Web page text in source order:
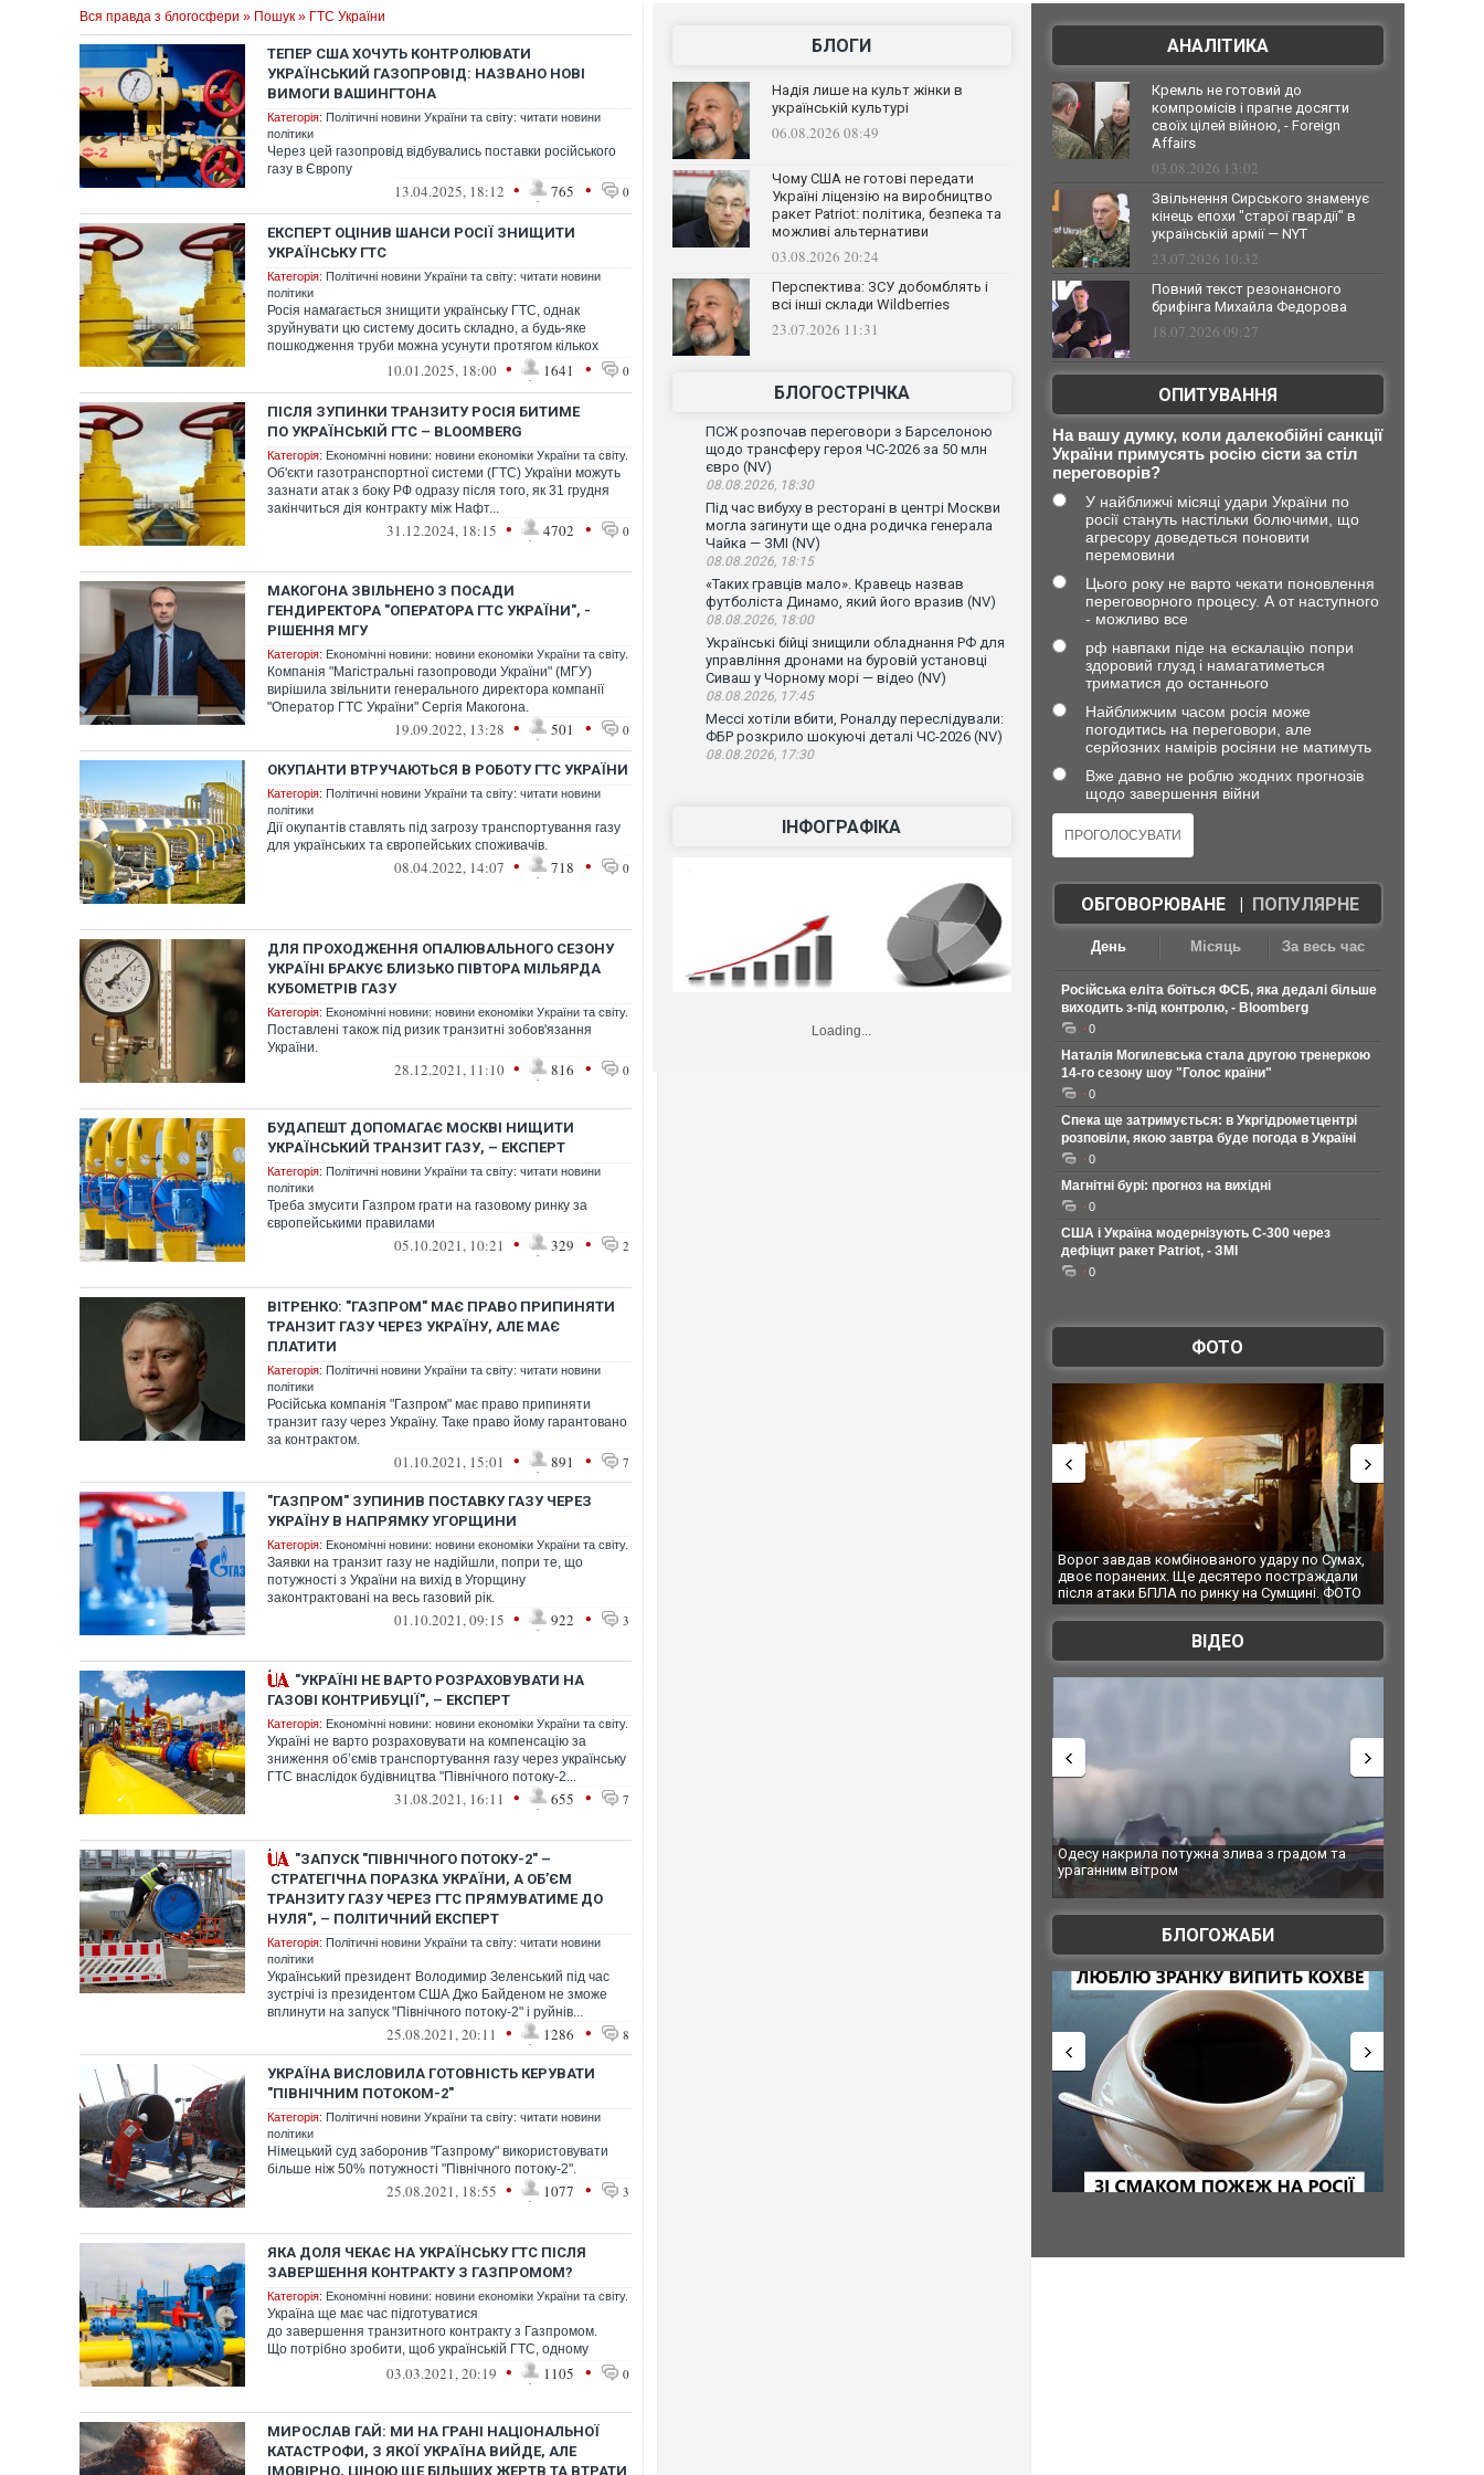
Вся правда з блогосфери » Пошук » ГТС України
ТЕПЕР США ХОЧУТЬ КОНТРОЛЮВАТИ
УКРАЇНСЬКИЙ ГАЗОПРОВІД: НАЗВАНО НОВІ
ВИМОГИ ВАШИНГТОНА
Категорія: Політичні новини України та світу: читати новини
політики
Через цей газопровід відбувались поставки російського
газу в Європу
13.04.2025, 18:12 • 765 • 0
ЕКСПЕРТ ОЦІНИВ ШАНСИ РОСІЇ ЗНИЩИТИ
УКРАЇНСЬКУ ГТС
Категорія: Політичні новини України та світу: читати новини
політики
Росія намагається знищити українську ГТС, однак
зруйнувати цю систему досить складно, а будь-яке
пошкодження труби можна усунути протягом кількох
10.01.2025, 18:00 • 1641 • 0
ПІСЛЯ ЗУПИНКИ ТРАНЗИТУ РОСІЯ БИТИМЕ
ПО УКРАЇНСЬКІЙ ГТС – BLOOMBERG
Категорія: Економічні новини: новини економіки України та світу.
​​​​​​​Об'єкти газотранспортної системи (ГТС) України можуть
зазнати атак з боку РФ одразу після того, як 31 грудня
закінчиться дія контракту між Нафт...
31.12.2024, 18:15 • 4702 • 0
МАКОГОНА ЗВІЛЬНЕНО З ПОСАДИ
ГЕНДИРЕКТОРА "ОПЕРАТОРА ГТС УКРАЇНИ", -
РІШЕННЯ МГУ
Категорія: Економічні новини: новини економіки України та світу.
Компанія "Магістральні газопроводи України" (МГУ)
вирішила звільнити генерального директора компанії
"Оператор ГТС України" Сергія Макогона.
19.09.2022, 13:28 • 501 • 0
ОКУПАНТИ ВТРУЧАЮТЬСЯ В РОБОТУ ГТС УКРАЇНИ
Категорія: Політичні новини України та світу: читати новини
політики
Дії окупантів ставлять під загрозу транспортування газу
для українських та європейських споживачів.
08.04.2022, 14:07 • 718 • 0
ДЛЯ ПРОХОДЖЕННЯ ОПАЛЮВАЛЬНОГО СЕЗОНУ
УКРАЇНІ БРАКУЄ БЛИЗЬКО ПІВТОРА МІЛЬЯРДА
КУБОМЕТРІВ ГАЗУ
Категорія: Економічні новини: новини економіки України та світу.
Поставлені також під ризик транзитні зобов'язання
України.
28.12.2021, 11:10 • 816 • 0
БУДАПЕШТ ДОПОМАГАЄ МОСКВІ НИЩИТИ
УКРАЇНСЬКИЙ ТРАНЗИТ ГАЗУ, – ЕКСПЕРТ
Категорія: Політичні новини України та світу: читати новини
політики
Треба змусити Газпром грати на газовому ринку за
європейськими правилами
05.10.2021, 10:21 • 329 • 2
ВІТРЕНКО: "ГАЗПРОМ" МАЄ ПРАВО ПРИПИНЯТИ
ТРАНЗИТ ГАЗУ ЧЕРЕЗ УКРАЇНУ, АЛЕ МАЄ
ПЛАТИТИ
Категорія: Політичні новини України та світу: читати новини
політики
Російська компанія "Газпром" має право припиняти
транзит газу через Україну. Таке право йому гарантовано
за контрактом.
01.10.2021, 15:01 • 891 • 7
"ГАЗПРОМ" ЗУПИНИВ ПОСТАВКУ ГАЗУ ЧЕРЕЗ
УКРАЇНУ В НАПРЯМКУ УГОРЩИНИ
Категорія: Економічні новини: новини економіки України та світу.
Заявки на транзит газу не надійшли, попри те, що
потужності з України на вихід в Угорщину
законтрактовані на весь газовий рік.
01.10.2021, 09:15 • 922 • 3
"УКРАЇНІ НЕ ВАРТО РОЗРАХОВУВАТИ НА
ГАЗОВІ КОНТРИБУЦІЇ", – ЕКСПЕРТ
Категорія: Економічні новини: новини економіки України та світу.
Україні не варто розраховувати на компенсацію за
зниження об’ємів транспортування газу через українську
ГТС внаслідок будівництва "Північного потоку-2...
31.08.2021, 16:11 • 655 • 7
"ЗАПУСК "ПІВНІЧНОГО ПОТОКУ-2" –
СТРАТЕГІЧНА ПОРАЗКА УКРАЇНИ, А ОБ’ЄМ
ТРАНЗИТУ ГАЗУ ЧЕРЕЗ ГТС ПРЯМУВАТИМЕ ДО
НУЛЯ", – ПОЛІТИЧНИЙ ЕКСПЕРТ
Категорія: Політичні новини України та світу: читати новини
політики
Український президент Володимир Зеленський під час
зустрічі із президентом США Джо Байденом не зможе
вплинути на запуск "Північного потоку-2" і руйнів...
25.08.2021, 20:11 • 1286 • 8
УКРАЇНА ВИСЛОВИЛА ГОТОВНІСТЬ КЕРУВАТИ
"ПІВНІЧНИМ ПОТОКОМ-2"
Категорія: Політичні новини України та світу: читати новини
політики
Німецький суд заборонив "Газпрому" використовувати
більше ніж 50% потужності "Північного потоку-2".
25.08.2021, 18:55 • 1077 • 3
ЯКА ДОЛЯ ЧЕКАЄ НА УКРАЇНСЬКУ ГТС ПІСЛЯ
ЗАВЕРШЕННЯ КОНТРАКТУ З ГАЗПРОМОМ?
Категорія: Економічні новини: новини економіки України та світу.
Україна ще має час підготуватися
до завершення транзитного контракту з Газпромом.
Що потрібно зробити, щоб українській ГТС, одному
з наймасштабніших п...03.03.2021, 20:19 • 1105 • 0
МИРОСЛАВ ГАЙ: МИ НА ГРАНІ НАЦІОНАЛЬНОЇ
КАТАСТРОФИ, З ЯКОЇ УКРАЇНА ВИЙДЕ, АЛЕ
ІМОВІРНО, ЦІНОЮ ЩЕ БІЛЬШИХ ЖЕРТВ ТА ВТРАТИ
БЛОГИ
Надія лише на культ жінки в
українській культурі
06.08.2026 08:49
Чому США не готові передати
Україні ліцензію на виробництво
ракет Patriot: політика, безпека та
можливі альтернативи
03.08.2026 20:24
Перспектива: ЗСУ добомблять і
всі інші склади Wildberries
23.07.2026 11:31
БЛОГОСТРІЧКА
ПСЖ розпочав переговори з Барселоною
щодо трансферу героя ЧС-2026 за 50 млн
євро (NV)
08.08.2026, 18:30
Під час вибуху в ресторані в центрі Москви
могла загинути ще одна родичка генерала
Чайка — ЗМІ (NV)
08.08.2026, 18:15
«Таких гравців мало». Кравець назвав
футболіста Динамо, який його вразив (NV)
08.08.2026, 18:00
Українські бійці знищили обладнання РФ для
управління дронами на буровій установці
Сиваш у Чорному морі — відео (NV)
08.08.2026, 17:45
Мессі хотіли вбити, Роналду переслідували:
ФБР розкрило шокуючі деталі ЧС-2026 (NV)
08.08.2026, 17:30
ІНФОГРАФІКА
Loading...
АНАЛІТИКА
Кремль не готовий до
компромісів і прагне досягти
своїх цілей війною, - Foreign
Affairs
03.08.2026 13:02
Звільнення Сирського знаменує
кінець епохи "старої гвардії" в
українській армії — NYT
23.07.2026 10:32
Повний текст резонансного
брифінга Михайла Федорова
18.07.2026 09:27
ОПИТУВАННЯ
На вашу думку, коли далекобійні санкції
України примусять росію сісти за стіл
переговорів?
У найближчі місяці удари України по
росії стануть настільки болючими, що
агресору доведеться поновити
перемовини
Цього року не варто чекати поновлення
переговорного процесу. А от наступного
- можливо все
рф навпаки піде на ескалацію попри
здоровий глузд і намагатиметься
триматися до останнього
Найближчим часом росія може
погодитись на переговори, але
серйозних намірів росіяни не матимуть
Вже давно не роблю жодних прогнозів
щодо завершення війни
ОБГОВОРЮВАНЕ| ПОПУЛЯРНЕ
День Місяць За весь час
Російська еліта боїться ФСБ, яка дедалі більше
виходить з-під контролю, - Bloomberg
0
Наталія Могилевська стала другою тренеркою
14-го сезону шоу "Голос країни"
0
Спека ще затримується: в Укргідрометцентрі
розповіли, якою завтра буде погода в Україні
0
Магнітні бурі: прогноз на вихідні
0
США і Україна модернізують С-300 через
дефіцит ракет Patriot, - ЗМІ
0
ФОТО
Ворог завдав комбінованого удару по Сумах,
двоє поранених. Ще десятеро постраждали
після атаки БПЛА по ринку на Сумщині. ФОТО
За 2000 кілометрів від кордону з Україною: в
Єкатеринбурзі після атаки дронів загорівся
склад Wildberries. ФОТО. ВІДЕО
ВІДЕО
Одесу накрила потужна злива з градом та
Вже вивели на тести: Ferrari готує оновлення
позашляховика Purosangue. ВІДЕО
БЛОГОЖАБИ